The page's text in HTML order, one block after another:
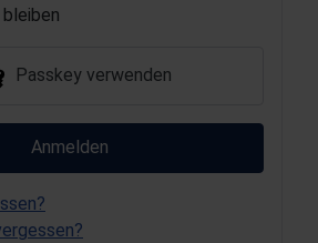
Passkey verwenden
Anmelden